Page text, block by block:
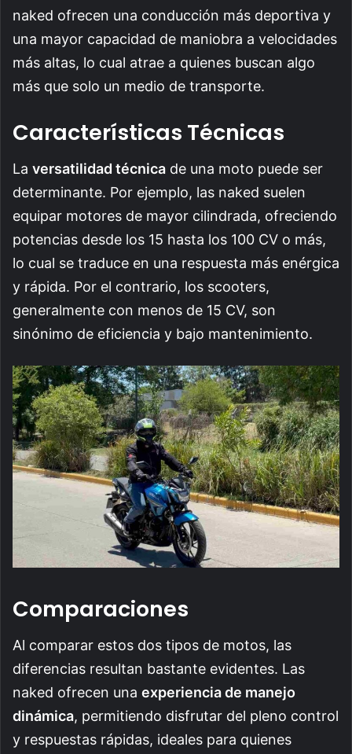
naked ofrecen una conducción más deportiva y
una mayor capacidad de maniobra a velocidades
más altas, lo cual atrae a quienes buscan algo
más que solo un medio de transporte.
Características Técnicas
La versatilidad técnica de una moto puede ser
determinante. Por ejemplo, las naked suelen
equipar motores de mayor cilindrada, ofreciendo
potencias desde los 15 hasta los 100 CV o más,
lo cual se traduce en una respuesta más enérgica
y rápida. Por el contrario, los scooters,
generalmente con menos de 15 CV, son
sinónimo de eficiencia y bajo mantenimiento.
Comparaciones
Al comparar estos dos tipos de motos, las
diferencias resultan bastante evidentes. Las
naked ofrecen una experiencia de manejo
dinámica, permitiendo disfrutar del pleno control
y respuestas rápidas, ideales para quienes